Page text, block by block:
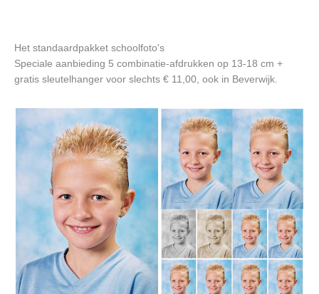
Het standaardpakket schoolfoto's
Speciale aanbieding 5 combinatie-afdrukken op 13-18 cm +
gratis sleutelhanger voor slechts € 11,00, ook in Beverwijk.